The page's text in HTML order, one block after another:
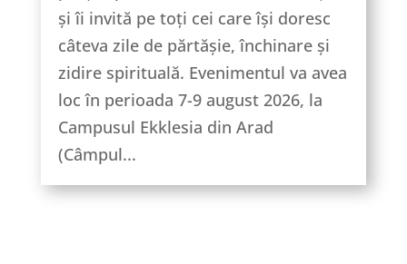
și îi invită pe toți cei care își doresc
câteva zile de părtășie, închinare și
zidire spirituală. Evenimentul va avea
loc în perioada 7-9 august 2026, la
Campusul Ekklesia din Arad
(Câmpul...